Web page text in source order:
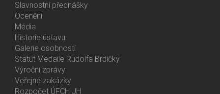
Slavnostní přednášky
Ocenění
Média
Historie ústavu
Galerie osobností
Statut Medaile Rudolfa Brdičky
Bottom
Menu
Výroční zprávy
Veřejné zakázky
Rozpočet ÚFCH JH